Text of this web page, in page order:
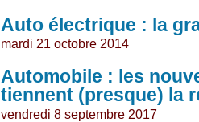
Auto électrique : la
mardi 21 octobre 2014
Automobile : les
tiennent (presque) la
vendredi 8 septembre 2017